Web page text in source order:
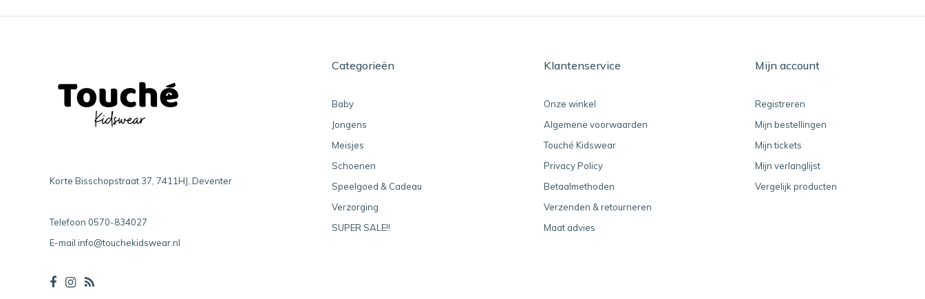
Korte Bisschopstraat 37, 7411HJ, Deventer
Telefoon 0570-834027
E-mail info@touchekidswear.nl
Categorieën
Baby
Jongens
Meisjes
Schoenen
Speelgoed & Cadeau
Verzorging
SUPER SALE!!
Klantenservice
Onze winkel
Algemene voorwaarden
Touché Kidswear
Privacy Policy
Betaalmethoden
Verzenden & retourneren
Maat advies
Mijn account
Registreren
Mijn bestellingen
Mijn tickets
Mijn verlanglijst
Vergelijk producten